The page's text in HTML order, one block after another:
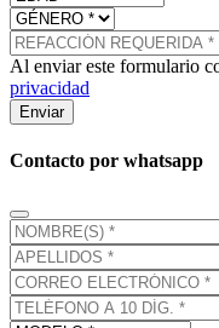
Al enviar este formulario
privacidad
Enviar
Contacto por whatsapp